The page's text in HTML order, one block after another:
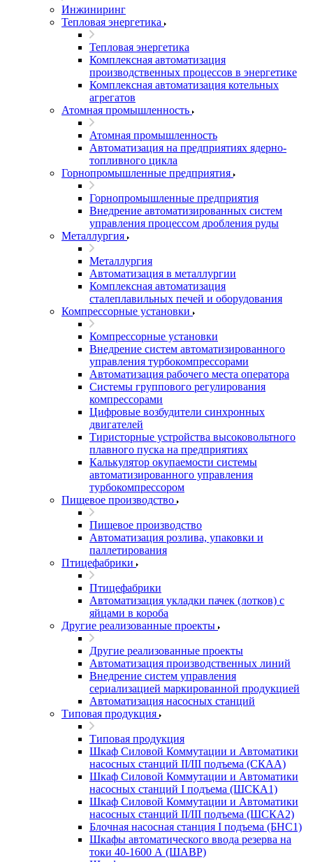
Инжиниринг
Тепловая энергетика
Тепловая энергетика
Комплексная автоматизация
производственных процессов в энергетике
Комплексная автоматизация котельных
агрегатов
Атомная промышленность
Атомная промышленность
Автоматизация на предприятиях ядерно-
топливного цикла
Горнопромышленные предприятия
Горнопромышленные предприятия
Внедрение автоматизированных систем
управления процессом дробления руды
Металлургия
Металлургия
Автоматизация в металлургии
Комплексная автоматизация
сталеплавильных печей и оборудования
Компрессорные установки
Компрессорные установки
Внедрение систем автоматизированного
управления турбокомпрессорами
Автоматизация рабочего места оператора
Системы группового регулирования
компрессорами
Цифровые возбудители синхронных
двигателей
Тиристорные устройства высоковольтного
плавного пуска на предприятиях
Калькулятор окупаемости системы
автоматизированного управления
турбокомпрессором
Пищевое производство
Пищевое производство
Автоматизация розлива, упаковки и
паллетирования
Птицефабрики
Птицефабрики
Автоматизация укладки пачек (лотков) с
яйцами в короба
Другие реализованные проекты
Другие реализованные проекты
Автоматизация производственных линий
Внедрение систем управления
сериализацией маркированной продукцией
Автоматизация насосных станций
Типовая продукция
Типовая продукция
Шкаф Силовой Коммутации и Автоматики
насосных станций II/III подъема (СКАА)
Шкаф Силовой Коммутации и Автоматики
насосных станций I подъема (ШСКА1)
Шкаф Силовой Коммутации и Автоматики
насосных станций II/III подъема (ШСКА2)
Блочная насосная станция I подъема (БНС1)
Шкафы автоматического ввода резерва на
токи 40-1600 А (ШАВР)